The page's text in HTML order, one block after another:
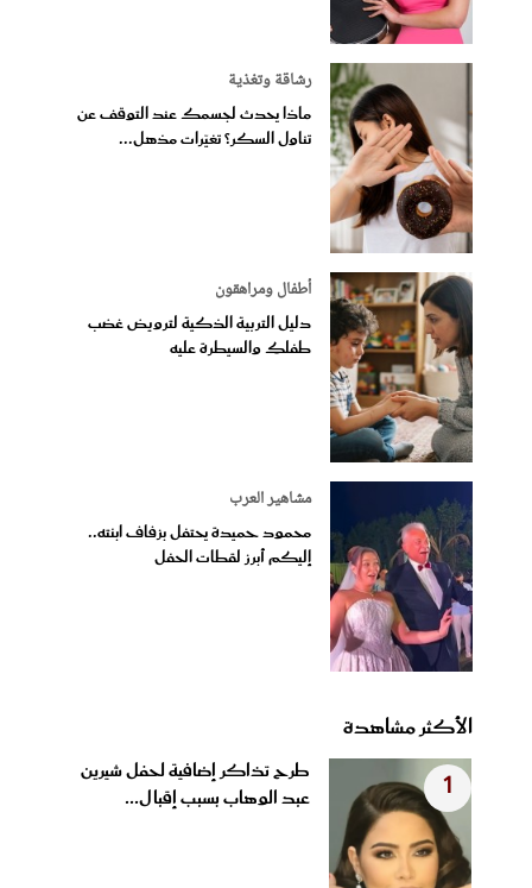
رشاقة وتغذية
ماذا يحدث لجسمك عند التوقف عن
تناول السكر؟ تغيّرات مذهل...
أطفال ومراهقون
دليل التربية الذكية لترويض غضب
طفلكِ والسيطرة عليه
مشاهير العرب
محمود حميدة يحتفل بزفاف ابنته..
إليكم أبرز لقطات الحفل
الأكثر مشاهدة
1
طرح تذاكر إضافية لحفل شيرين
عبد الوهاب بسبب إقبال...